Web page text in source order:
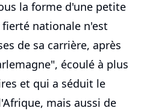
la forme d'une petite
nationale n'est
de sa carrière, après
écoulé à plus
et qui a séduit le
mais aussi de